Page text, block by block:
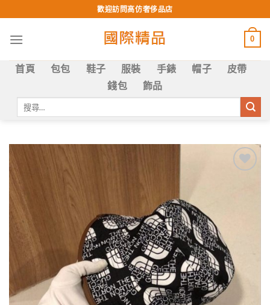
to
content
歡迎訪問高仿奢侈品店
0
首頁 包包 鞋子 服裝 手錶 帽子
皮帶
錢包
飾品